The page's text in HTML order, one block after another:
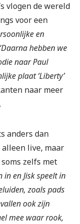
vlogen de wereld
voor een
en
hebben we
naar Paul
plaat ‘Liberty’
naar meer
anders dan
live, maar
zelfs met
in en Jisk speelt in
zoals pads
ook zijn
mee waar rook,